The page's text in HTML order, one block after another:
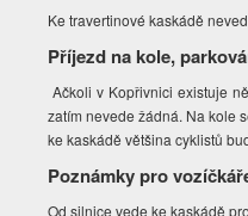
Ke travertinové kaskádě
Příjezd na kole,
Ačkoli v Kopřivnici existuje
zatím nevede žádná. Na kole
ke kaskádě většina cyklistů
Poznámky pro
Od silnice vede ke kaskádě